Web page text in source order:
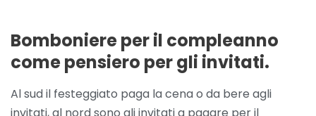
Bomboniere per il compleanno
come pensiero per gli invitati.
Al sud il festeggiato paga la cena o da bere agli